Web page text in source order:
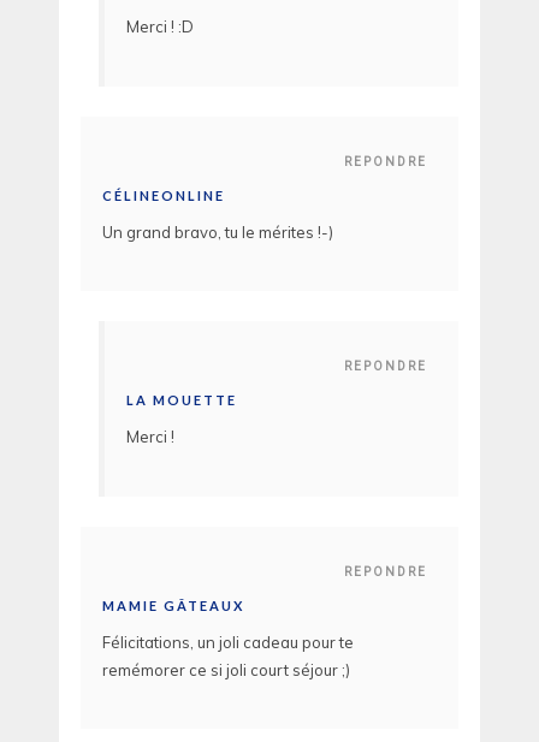
Merci ! :D
REPONDRE
CÉLINEONLINE
Un grand bravo, tu le mérites !-)
REPONDRE
LA MOUETTE
Merci !
REPONDRE
MAMIE GÂTEAUX
Félicitations, un joli cadeau pour te
remémorer ce si joli court séjour ;)